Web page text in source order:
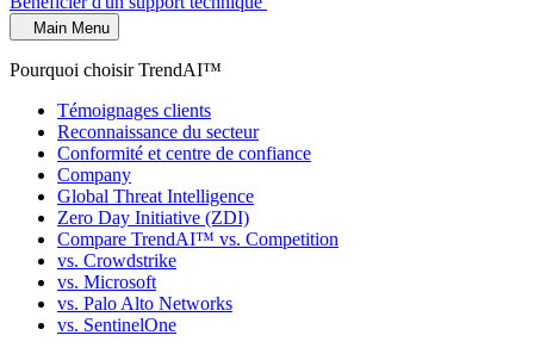
Main Menu
Pourquoi choisir TrendAI™
Témoignages clients
Reconnaissance du secteur
Conformité et centre de confiance
Company
Global Threat Intelligence
Zero Day Initiative (ZDI)
Compare TrendAI™ vs. Competition
vs. Crowdstrike
vs. Microsoft
vs. Palo Alto Networks
vs. SentinelOne